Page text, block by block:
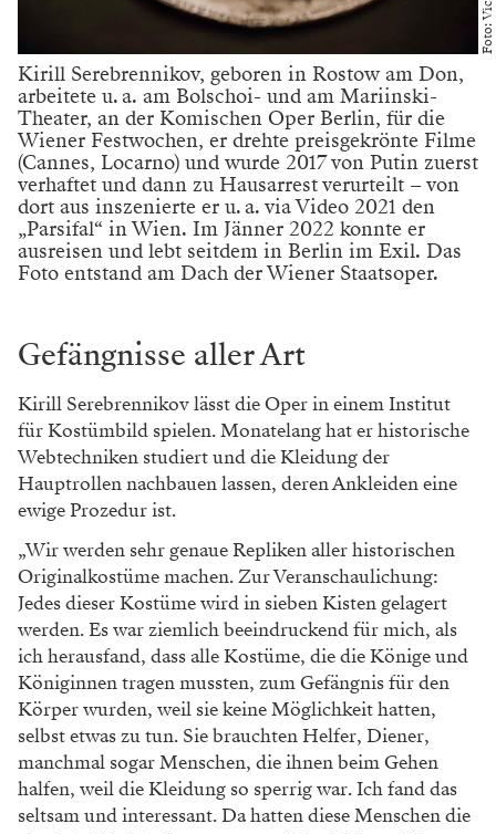
Kirill Serebrennikov, geboren in Rostow am Don,
arbeitete u. a. am Bolschoi- und am Mariinski-
Theater, an der Komischen Oper Berlin, für die
Wiener Festwochen, er drehte preisgekrönte Filme
(Cannes, Locarno) und wurde 2017 von Putin zuerst